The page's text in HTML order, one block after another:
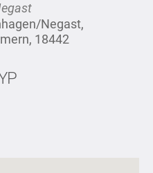
Negast,
18442